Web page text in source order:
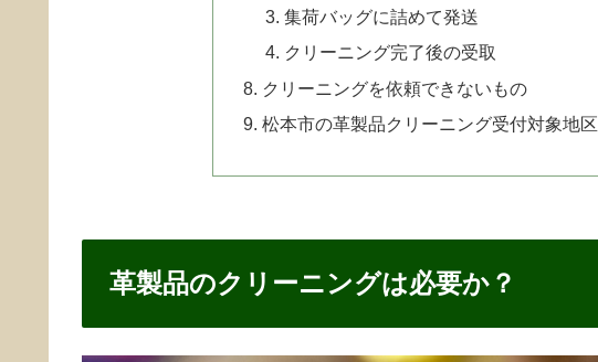
集荷バッグに詰めて発送
クリーニング完了後の受取
クリーニングを依頼できないもの
松本市の革製品クリーニング受付対象地区
革製品のクリーニングは必要か？